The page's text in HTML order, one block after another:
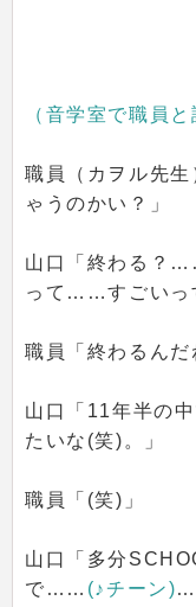
（音学室で職員
職員（カヲル先
ゃうのかい？」
山口「終わる？
って……すごいっ
職員「終わるんだ
山口「11年半の
たいな(笑)。」
職員「(笑)」
山口「多分
で…… (♪チーン)